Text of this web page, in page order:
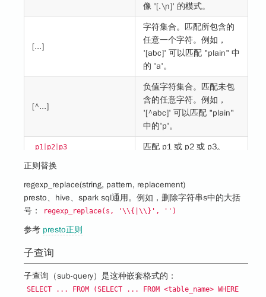
像 '[.\n]' 的模式。
[...]
字符集合。匹配所包含的
任意一个字符。例如，
'[abc]' 可以匹配 "plain" 中
的 'a'。
[^...]
负值字符集合。匹配未包
含的任意字符。例如，
'[^abc]' 可以匹配 "plain"
中的'p'。
p1￨p2￨p3 匹配 p1 或 p2 或 p3。
*
或多次。例如，zo* 能匹
配 "z" 以及 "zoo"。* 等价
于{0,}。
+
能匹配 "z"。+ 等价于
{1,}。
正则替换
regexp_replace(string, pattern, replacement)
presto、hive、spark sql通用。例如，删除字符串s中的大括
号：
regexp_replace(s, '\\{|\\}', '')
参考 presto正则
子查询
子查询（sub-query）是这种嵌套格式的：
SELECT ... FROM (SELECT ... FROM <table_name> WHERE